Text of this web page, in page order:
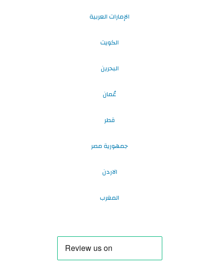
الإمارات العربية
الكويت
البحرين
عُمان
قطر
جمهورية مصر
الاردن
المغرب